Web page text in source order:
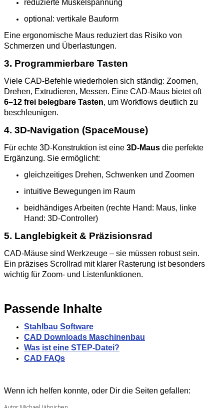
reduzierte Muskelspannung
optional: vertikale Bauform
Eine ergonomische Maus reduziert das Risiko von
Schmerzen und Überlastungen.
3. Programmierbare Tasten
Viele CAD‑Befehle wiederholen sich ständig: Zoomen,
Drehen, Extrudieren, Messen. Eine CAD‑Maus bietet oft
6–12 frei belegbare Tasten, um Workflows deutlich zu
beschleunigen.
4. 3D‑Navigation (SpaceMouse)
Für echte 3D‑Konstruktion ist eine 3D‑Maus die perfekte
Ergänzung. Sie ermöglicht:
gleichzeitiges Drehen, Schwenken und Zoomen
intuitive Bewegungen im Raum
beidhändiges Arbeiten (rechte Hand: Maus, linke
Hand: 3D‑Controller)
5. Langlebigkeit & Präzisionsrad
CAD‑Mäuse sind Werkzeuge – sie müssen robust sein.
Ein präzises Scrollrad mit klarer Rasterung ist besonders
wichtig für Zoom‑ und Listenfunktionen.
Passende Inhalte
Stahlbau Software
CAD Downloads Maschinenbau
Was ist eine STEP-Datei?
CAD FAQs
Wenn ich helfen konnte, oder Dir die Seiten gefallen: